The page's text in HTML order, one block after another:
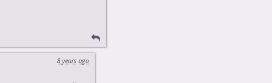
8 years ago